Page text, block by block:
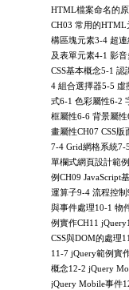
HTML檔案命名的
CH03 常用的
構區塊元素3-4 超
及表單元素4-1 影
CSS基本概念5-1 認
4 組合選擇器5-5 虛
式6-1 色彩屬性6-2
框屬性6-6 背景屬
畫屬性CH07 CSS
7-4 Grid網格系統7-
單欄式網頁設計範
例CH09 JavaScript
運算子9-4 流程控
與事件處理10-1 物
例實作CH11
CSS與DOM的處理
11-7 jQuery範例實
概念12-2 jQuery
jQuery Mobile事件